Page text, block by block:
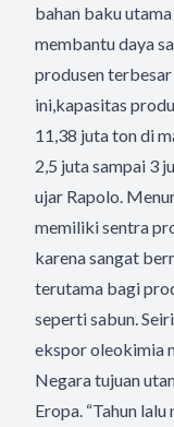
bahan baku
membantu daya
produsen
ini,kapasitas
11,38 juta ton di
2,5 juta sampai 3
ujar Rapolo.
memiliki sentra
karena sangat
terutama bagi
seperti sabun.
ekspor oleokimia
Negara tujuan
Eropa. “Tahun